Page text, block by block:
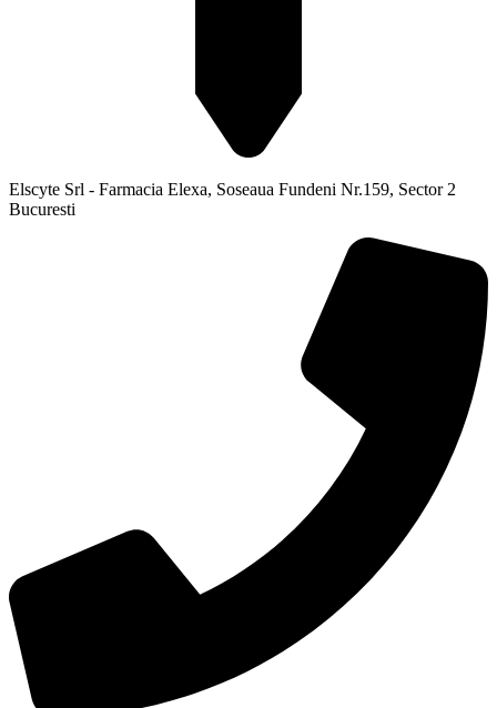
Elscyte Srl - Farmacia Elexa, Soseaua Fundeni Nr.159, Sector 2
Bucuresti